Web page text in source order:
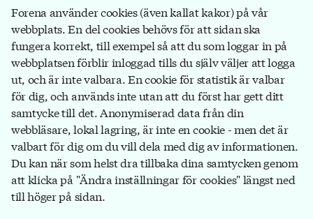
Forena använder cookies (även kallat kakor) på vår
webbplats. En del cookies behövs för att sidan ska
fungera korrekt, till exempel så att du som loggar in på
webbplatsen förblir inloggad tills du själv väljer att logga
ut, och är inte valbara. En cookie för statistik är valbar
för dig, och används inte utan att du först har gett ditt
samtycke till det. Anonymiserad data från din
webbläsare, lokal lagring, är inte en cookie - men det är
valbart för dig om du vill dela med dig av informationen.
Du kan när som helst dra tillbaka dina samtycken genom
att klicka på "Ändra inställningar för cookies" längst ned
till höger på sidan.
försäkringsbolag och hos försäkringsförmedlare.Bli
medlemdu också!
Forena
Box 1116
111 81 Stockholm
08-791 17 00
info@forena.se